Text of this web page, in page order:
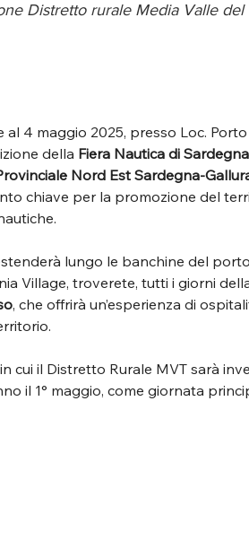
Distretto rurale Media Valle
al 4 maggio 2025, presso Loc.
della Fiera Nautica di
Nord Est Sardegna-
chiave per la promozione del
lungo le banchine del
Village, troverete, tutti i giorni
, che offrirà un’esperienza di
cui il Distretto Rurale MVT sarà
il 1° maggio, come giornata